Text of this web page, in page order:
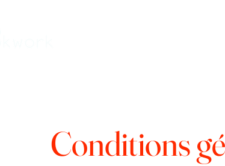
Conditions